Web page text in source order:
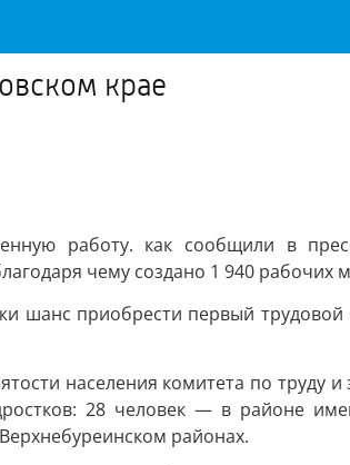
крае
работу. как сообщили в
чему создано 1 940 рабочих
шанс приобрести первый
населения комитета по труду и
28 человек — в районе
районах.